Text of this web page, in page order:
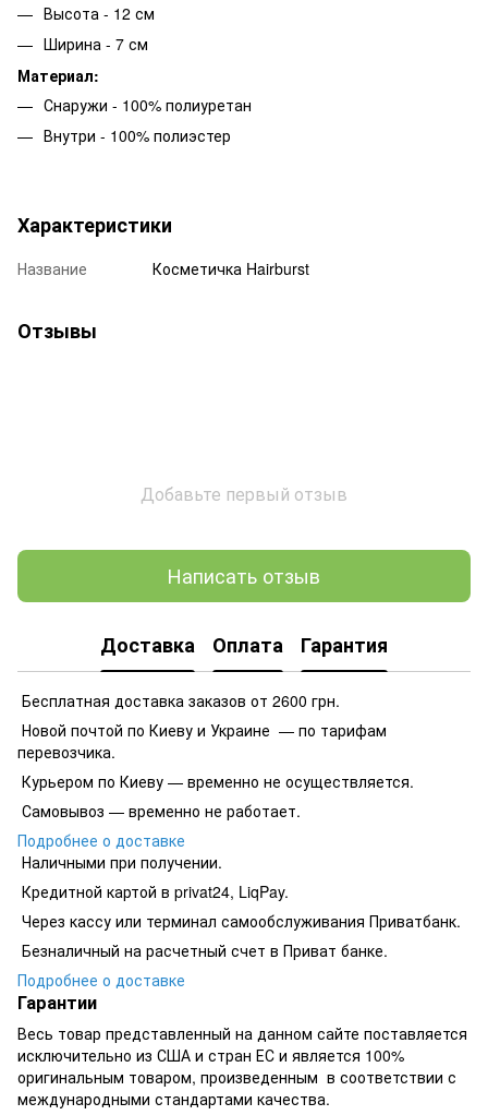
Высота - 12 см
Ширина - 7 см
Материал:
Снаружи - 100% полиуретан
Внутри - 100% полиэстер
Характеристики
Название Косметичка Hairburst
Отзывы
Добавьте первый отзыв
Написать отзыв
Доставка Оплата Гарантия
Бесплатная доставка заказов от 2600 грн.
Новой почтой по Киеву и Украине — по тарифам
перевозчика.
Курьером по Киеву — временно не осуществляется.
Самовывоз — временно не работает.
Подробнее о доставке
Наличными при получении.
Кредитной картой в privat24, LiqPay.
​​​​Через кассу или терминал самообслуживания Приватбанк.
​​​​Безналичный на расчетный счет в Приват банке.
Подробнее о доставке
Гарантии
Весь товар представленный на данном сайте поставляется
исключительно из США и стран ЕС и является 100%
оригинальным товаром, произведенным в соответствии с
международными стандартами качества.